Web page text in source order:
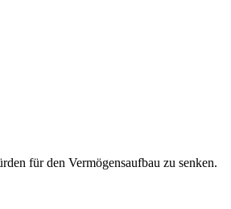
für den Vermögensaufbau zu senken.